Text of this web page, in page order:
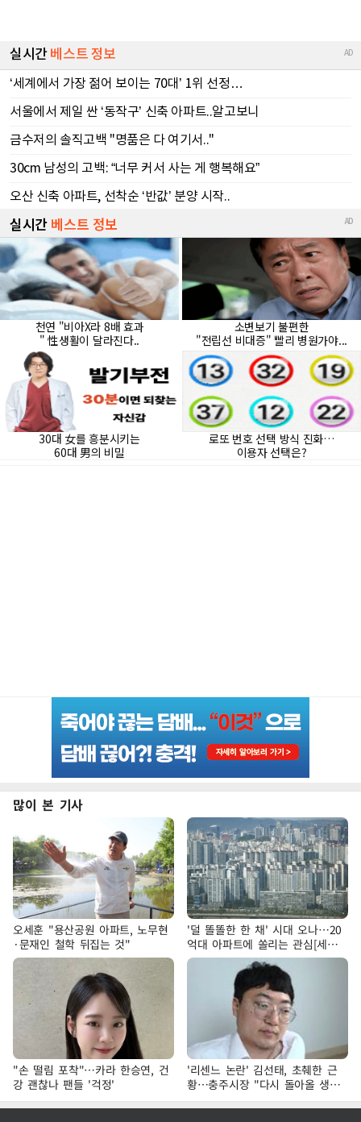
많이 본 기사
오세훈 "용산공원 아파트, 노무현
·문재인 철학 뒤집는 것"
'덜 똘똘한 한 채' 시대 오나…20
억대 아파트에 쏠리는 관심[세제
개편, 그 이후②]
"손 떨림 포착"…카라 한승연, 건
강 괜찮나 팬들 '걱정'
'리센느 논란' 김선태, 초췌한 근
황…충주시장 "다시 돌아올 생
각?"